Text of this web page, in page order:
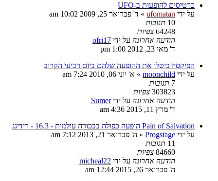
כרטיסים להופעות ב-UFO
על ידי ufomatan
» ד' פברואר 25, 2009 10:02 am
10 תגובות
64248 צפיות
הודעה אחרונה על ידי ofri17
ד' מאי 23, 2012 1:00 pm
הפיקסיז ביטלו את ההופעה שלהם ביום רביעי הקרוב
על ידי moonchild
» א' יוני 06, 2010 7:24 am
7 תגובות
303823 צפיות
הודעה אחרונה על ידיSumer
ד' מרץ 11, 2015 4:36 am
Pain of Salvation הופעה כפולה בבכורה עולמית - 16.3 - רידינג
על ידי Progstage
» ה' פברואר 21, 2013 7:12 am
11 תגובות
84660 צפיות
הודעה אחרונה על ידי micheal22
ה' פברואר 26, 2015 12:44 am